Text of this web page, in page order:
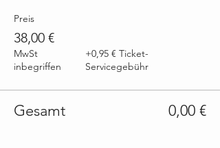
Preis
38,00 €
MwSt
inbegriffen
+0,95 € Ticket-
Servicegebühr
Gesamt 0,00 €